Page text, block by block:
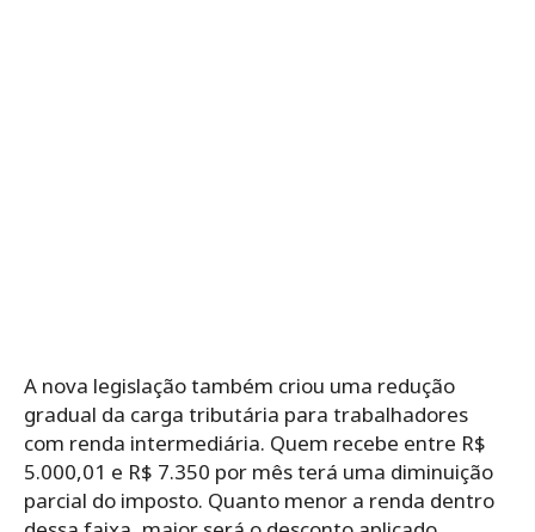
A nova legislação também criou uma redução
gradual da carga tributária para trabalhadores
com renda intermediária. Quem recebe entre R$
5.000,01 e R$ 7.350 por mês terá uma diminuição
parcial do imposto. Quanto menor a renda dentro